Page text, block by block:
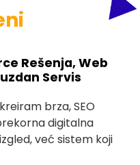
Rešenja, Web
Servis
brza, SEO
digitalna
već sistem koji